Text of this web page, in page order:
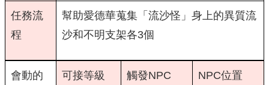
任務流
程
幫助愛德華蒐集「流沙怪」身上的異質流
沙和不明支架各3個
會動的
可接等級 觸發NPC NPC位置